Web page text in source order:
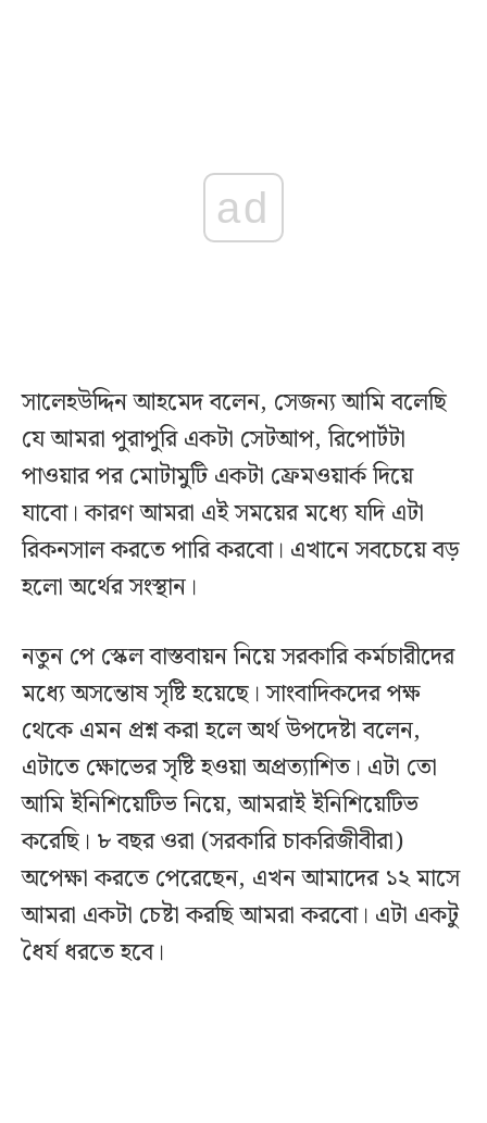
ad
সালেহউদ্দিন আহমেদ বলেন, সেজন্য আমি বলেছি
যে আমরা পুরাপুরি একটা সেটআপ, রিপোর্টটা
পাওয়ার পর মোটামুটি একটা ফ্রেমওয়ার্ক দিয়ে
যাবো। কারণ আমরা এই সময়ের মধ্যে যদি এটা
রিকনসাল করতে পারি করবো। এখানে সবচেয়ে বড়
হলো অর্থের সংস্থান।
নতুন পে স্কেল বাস্তবায়ন নিয়ে সরকারি কর্মচারীদের
মধ্যে অসন্তোষ সৃষ্টি হয়েছে। সাংবাদিকদের পক্ষ
থেকে এমন প্রশ্ন করা হলে অর্থ উপদেষ্টা বলেন,
এটাতে ক্ষোভের সৃষ্টি হওয়া অপ্রত্যাশিত। এটা তো
আমি ইনিশিয়েটিভ নিয়ে, আমরাই ইনিশিয়েটিভ
করেছি। ৮ বছর ওরা (সরকারি চাকরিজীবীরা)
অপেক্ষা করতে পেরেছেন, এখন আমাদের ১২ মাসে
আমরা একটা চেষ্টা করছি আমরা করবো। এটা একটু
ধৈর্য ধরতে হবে।